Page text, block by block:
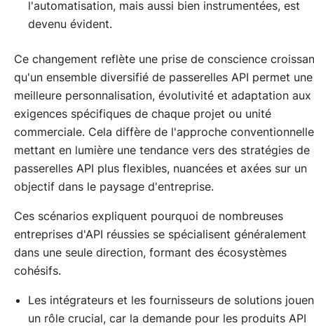
l'automatisation, mais aussi bien instrumentées, est
devenu évident.
Ce changement reflète une prise de conscience
qu'un ensemble diversifié de passerelles API permet une
meilleure personnalisation, évolutivité et adaptation aux
exigences spécifiques de chaque projet ou unité
commerciale. Cela diffère de l'approche
mettant en lumière une tendance vers des stratégies de
passerelles API plus flexibles, nuancées et axées sur un
objectif dans le paysage d'entreprise.
Ces scénarios expliquent pourquoi de nombreuses
entreprises d'API réussies se spécialisent généralement
dans une seule direction, formant des écosystèmes
cohésifs.
Les intégrateurs et les fournisseurs de solutions
un rôle crucial, car la demande pour les produits API